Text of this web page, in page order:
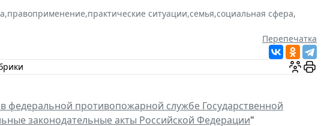
,правоприменение,практические ситуации,семья,социальная сфера,
Перепечатка
федеральной противопожарной службе Государственной
законодательные акты Российской Федерации"